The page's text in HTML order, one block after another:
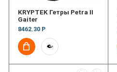
KRYPTEK Гетры Petra II
Gaiter
8462.30 Р